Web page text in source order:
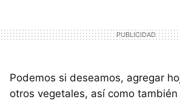
Podemos si deseamos, agregar
otros vegetales, así como